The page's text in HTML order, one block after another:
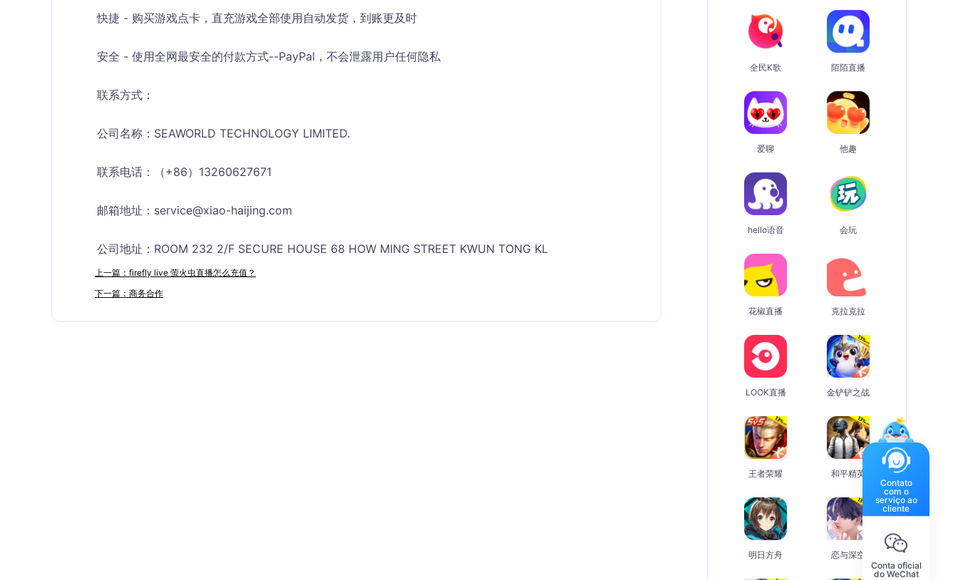
快捷 - 购买游戏点卡，直充游戏全部使用自动发货，到账更及时
安全 - 使用全网最安全的付款方式--PayPal，不会泄露用户任何隐私
联系方式：
公司名称：SEAWORLD TECHNOLOGY LIMITED.
联系电话：（+86）13260627671
邮箱地址： service@xiao-haijing.com
公司地址：ROOM 232 2/F SECURE HOUSE 68 HOW MING STREET KWUN TONG KL
上一篇：firefly live 萤火虫直播怎么充值？
下一篇：商务合作
全民K歌 陌陌直播
爱聊 他趣
hello语音 会玩
花椒直播 克拉克拉
LOOK直播 金铲铲之战
王者荣耀 和平精英
明日方舟 恋与深空
Contato
com o
serviço ao
cliente
Conta oficial
do WeChat